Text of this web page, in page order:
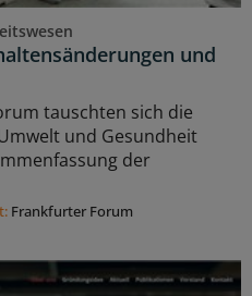
und
tauschten sich die
und Gesundheit
der
Frankfurter Forum